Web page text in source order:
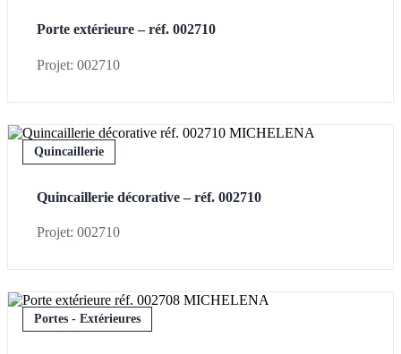
Porte extérieure – réf. 002710
Projet: 002710
Quincaillerie
Quincaillerie décorative – réf. 002710
Projet: 002710
Portes - Extérieures